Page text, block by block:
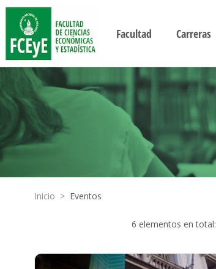
Facultad Carreras
Inicio > Eventos
6 elementos en total: